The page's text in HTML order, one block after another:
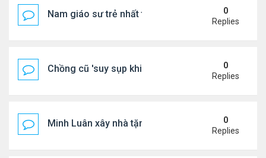
Nam giáo sư trẻ nhất thế giới ở tuổi 18
0
Replies
Chồng cũ 'suy sụp khi biết tin Nicole Kidman có
0
Replies
Minh Luân xây nhà tặng cha mẹ
0
Replies